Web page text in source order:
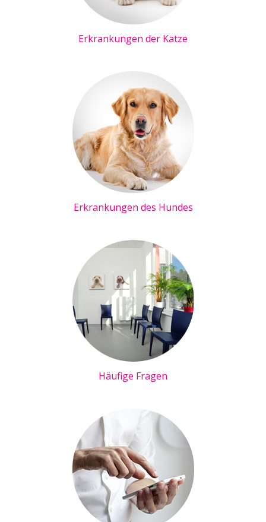
Erkrankungen der Katze
Erkrankungen des Hundes
Häufige Fragen